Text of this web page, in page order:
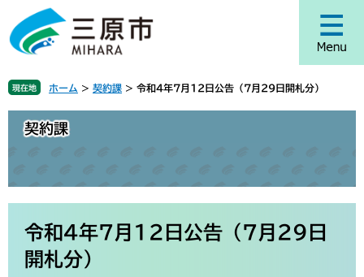
ジ
頭
で
ュ
飛
ば
現在地 ホーム > 契約課 > 令和4年7月12日公告（7月29日開札分）
契約課
令和4年7月12日公告（7月29日
開札分）